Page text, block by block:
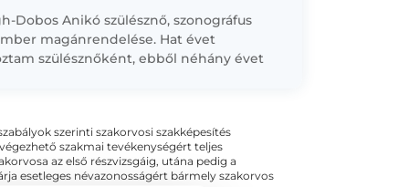
Dobos Anikó szülésznő, szonográfus
magánrendelése. Hat évet
szülésznőként, ebből néhány évet
szerinti szakorvosi szakképesítés
szakmai tevékenységért teljes
az első részvizsgáig, utána pedig a
esetleges névazonosságért bármely szakorvos